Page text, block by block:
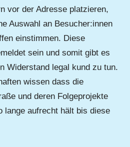
vor der Adresse platzieren,
Auswahl an Besucher:innen
einstimmen. Diese
sein und somit gibt es
Widerstand legal kund zu tun.
wissen dass die
und deren Folgeprojekte
lange aufrecht hält bis diese